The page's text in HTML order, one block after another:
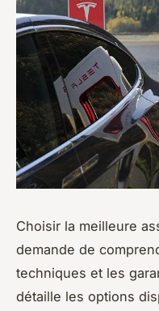
Choisir la meilleure
demande de
techniques et les
détaille les options